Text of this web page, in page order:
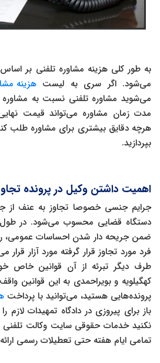
به طور کلی هزینه مشاوره تلفنی بر
می‌شود. اگر سری به لیستهزینه
می‌شوید مشاوره تلفنی نسبت به مشاوره
مدت زمان مشاوره می‌تواند قیمت
هرچه دقایق بیشتری برای مشاوره طلب
بپردازید.
اهمیت داشتن وکیل در پرونده
جرایم جنسی خصوصا تجاوز به عنف از
دستگاه قضایی محسوب می‌شود. در طول
ضمن جریحه دار شدن احساسات عمومی،
فرد مورد تجاوز قرار گرفته مورد آزار قرار
طرف دیگر تبرئه از آن قوانین خاص
کهگیلویه و بویراحمدی به این قوانین
پرونده‌هایی هستید، می‌توانید با پرداخت
باز برای پیروزی در دادگاه تمهیدات لازم
نکنید خدمات حقوقی سایت وکالت
تمامی ایام هفته حتی تعطیلات رسمی